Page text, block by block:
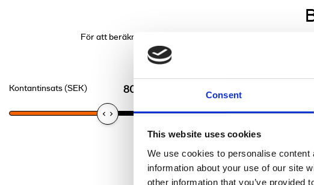
Consent
This website uses cookies
We use cookies to personalise
information about your use of our site
other information that you’ve provided
För att beräkna din månadskostnad, välj garantiperiod och
Kontantinsats (SEK) 80,600.00 SEK